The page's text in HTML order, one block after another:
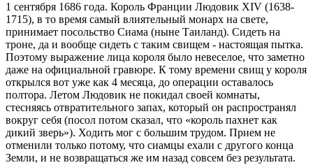
1 сентября 1686 года. Король Франции Людовик XIV (1638-
1715), в то время самый влиятельный монарх на свете,
принимает посольство Сиама (ныне Таиланд). Сидеть на
троне, да и вообще сидеть с таким свищем - настоящая пытка.
Поэтому выражение лица короля было невеселое, что заметно
даже на официальной гравюре. К тому времени свищ у короля
открылся вот уже как 4 месяца, до операции оставалось
полтора. Летом Людовик не покидал своей комнаты,
стесняясь отвратительного запах, который он распространял
вокруг себя (посол потом сказал, что «король пахнет как
дикий зверь»). Ходить мог с большим трудом. Прием не
отменили только потому, что сиамцы ехали с другого конца
Земли, и не возвращаться же им назад совсем без результата.